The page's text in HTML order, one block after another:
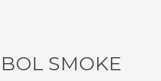
SMOKE